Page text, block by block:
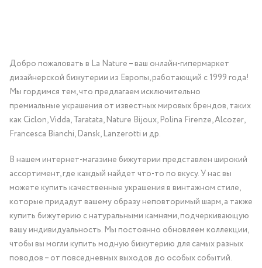
Добро пожаловать в La Nature – ваш онлайн-гипермаркет
дизайнерской бижутерии из Европы, работающий с 1999 года!
Мы гордимся тем, что предлагаем исключительно
премиальные украшения от известных мировых брендов, таких
как Ciclon, Vidda, Taratata, Nature Bijoux, Polina Firenze, Alcozer,
Francesca Bianchi, Dansk, Lanzerotti и др.
В нашем интернет-магазине бижутерии представлен широкий
ассортимент, где каждый найдет что-то по вкусу. У нас вы
можете купить качественные украшения в винтажном стиле,
которые придадут вашему образу неповторимый шарм, а также
купить бижутерию с натуральными камнями, подчеркивающую
вашу индивидуальность. Мы постоянно обновляем коллекции,
чтобы вы могли купить модную бижутерию для самых разных
поводов – от повседневных выходов до особых событий.